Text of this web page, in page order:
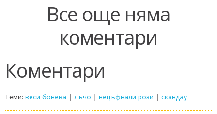
Все още няма
коментари
Коментари
Теми: веси бонева | лъчо | нецъфнали рози | скандау